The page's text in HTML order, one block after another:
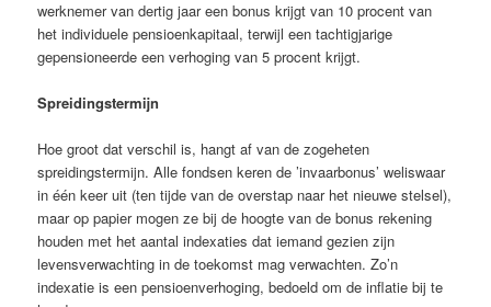
werknemer van dertig jaar een bonus krijgt van 10 procent van
het individuele pensioenkapitaal, terwijl een tachtigjarige
gepensioneerde een verhoging van 5 procent krijgt.
Spreidingstermijn
Hoe groot dat verschil is, hangt af van de zogeheten
spreidingstermijn. Alle fondsen keren de ’invaarbonus’ weliswaar
in één keer uit (ten tijde van de overstap naar het nieuwe stelsel),
maar op papier mogen ze bij de hoogte van de bonus rekening
houden met het aantal indexaties dat iemand gezien zijn
levensverwachting in de toekomst mag verwachten. Zo’n
indexatie is een pensioenverhoging, bedoeld om de inflatie bij te